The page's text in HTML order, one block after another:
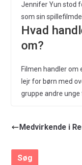
Jennifer Yun stod
som sin
Hvad
om?
Filmen handler om
lejr for børn med
gruppe andre unge
Medvirkende i
Søg